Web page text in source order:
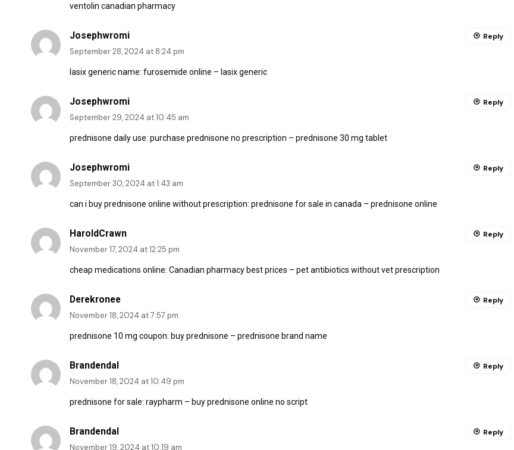
ventolin canadian pharmacy
Josephwromi
September 28, 2024 at 8:24 pm
lasix generic name: furosemide online – lasix generic
Reply
Josephwromi
September 29, 2024 at 10:45 am
prednisone daily use: purchase prednisone no prescription – prednisone 30 mg tablet
Reply
Josephwromi
September 30, 2024 at 1:43 am
can i buy prednisone online without prescription: prednisone for sale in canada – prednisone online
Reply
HaroldCrawn
November 17, 2024 at 12:25 pm
cheap medications online: Canadian pharmacy best prices – pet antibiotics without vet prescription
Reply
Derekronee
November 18, 2024 at 7:57 pm
prednisone 10 mg coupon: buy prednisone – prednisone brand name
Reply
Brandendal
November 18, 2024 at 10:49 pm
prednisone for sale: raypharm – buy prednisone online no script
Reply
Brandendal
November 19, 2024 at 10:19 am
Reply